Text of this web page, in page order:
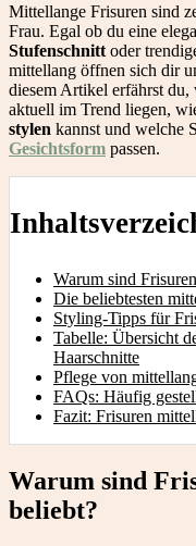
Mittellange Frisuren sind
Frau. Egal ob du eine
Stufenschnitt oder
mittellang öffnen sich dir
diesem Artikel erfährst du,
aktuell im Trend liegen,
stylen kannst und welche
Gesichtsform passen.
Warum sind
Die beliebtesten
Styling-Tipps für
Tabelle: Übersicht
Haarschnitte
Pflege von
FAQs: Häufig
Fazit: Frisuren
Warum sind
beliebt?